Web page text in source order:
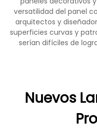
versatilidad del panel
arquitectos y
superficies curvas y
serían difíciles de
Nuevos